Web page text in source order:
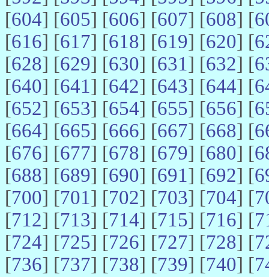
[604] [605] [606] [607] [608] [
[616] [617] [618] [619] [620] [
[628] [629] [630] [631] [632] [
[640] [641] [642] [643] [644] [
[652] [653] [654] [655] [656] [
[664] [665] [666] [667] [668] [
[676] [677] [678] [679] [680] [
[688] [689] [690] [691] [692] [
[700] [701] [702] [703] [704] [
[712] [713] [714] [715] [716] [
[724] [725] [726] [727] [728] [
[736] [737] [738] [739] [740] [